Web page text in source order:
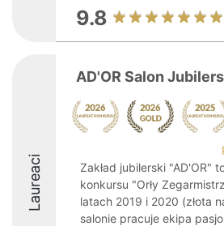
9.8
Laureaci
AD'OR Salon
Zakład jubilerski "AD'OR"
konkursu "Orły
latach 2019 i 2020 (złota
salonie pracuje ekipa